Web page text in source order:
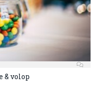
& volop